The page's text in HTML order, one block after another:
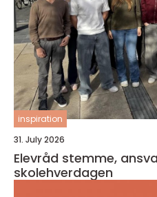
inspiration
31. July 2026
Elevråd stemme, ansvar og fellesskap i
skolehverdagen